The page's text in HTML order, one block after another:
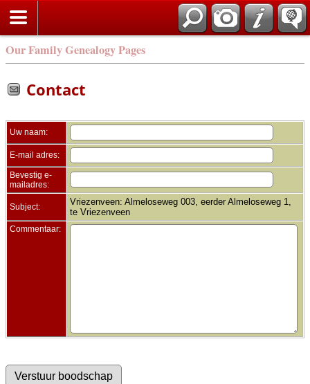
Our Family Genealogy Pages
Contact
Uw naam:
E-mail adres:
Bevestig e-
mailadres:
Subject:
Vriezenveen: Almeloseweg 003, eerder Almeloseweg 1,
te Vriezenveen
Commentaar: